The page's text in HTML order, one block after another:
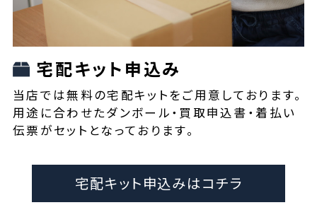
宅配キット申込み
当店では無料の宅配キットをご用意しております。
用途に合わせたダンボール・買取申込書・着払い
伝票がセットとなっております。
宅配キット申込みはコチラ